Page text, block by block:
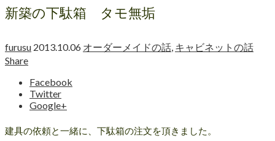
新築の下駄箱 タモ無垢
furusu 2013.10.06 オーダーメイドの話, キャビネットの話
Share
Facebook
Twitter
Google+
建具の依頼と一緒に、下駄箱の注文を頂きました。